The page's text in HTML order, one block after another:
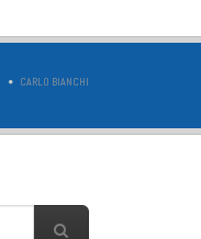
CARLO BIANCHI